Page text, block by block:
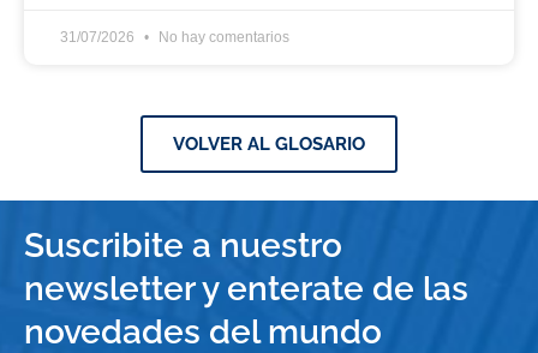
31/07/2026 No hay comentarios
VOLVER AL GLOSARIO
Suscribite a nuestro
newsletter y enterate de las
novedades del mundo